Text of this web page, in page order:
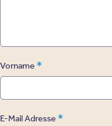
Vorname *
E-Mail Adresse *